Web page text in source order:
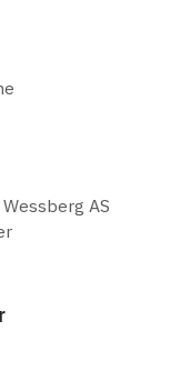
AS